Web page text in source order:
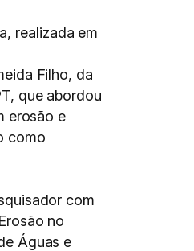
realizada em
Filho, da
que abordou
erosão e
como
com
no
Águas e